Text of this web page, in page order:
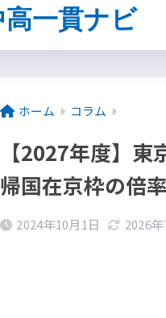
ホーム コラム
【2027年度】
帰国在京枠の倍
2024年10月1日 2026